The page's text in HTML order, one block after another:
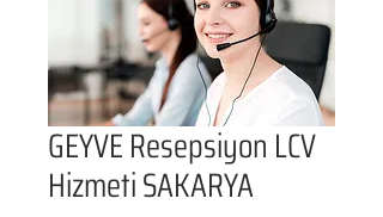
GEYVE Resepsiyon LCV
Hizmeti SAKARYA